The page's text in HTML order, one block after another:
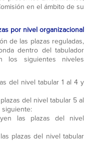
en el ámbito de su
por nivel organizacional
de las plazas reguladas,
dentro del tabulador
los siguientes niveles
del nivel tabular 1 al 4 y
del nivel tabular 5 al
siguiente:
las plazas del nivel
plazas del nivel tabular